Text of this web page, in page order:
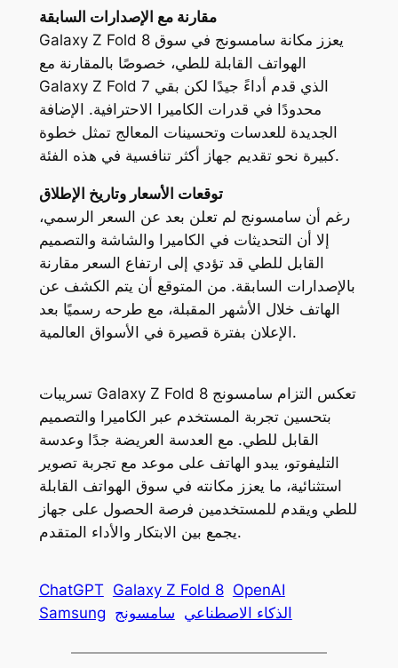
مقارنة مع الإصدارات السابقة
Galaxy Z Fold 8 يعزز مكانة سامسونج في سوق
الهواتف القابلة للطي، خصوصًا بالمقارنة مع
Galaxy Z Fold 7 الذي قدم أداءً جيدًا لكن بقي
محدودًا في قدرات الكاميرا الاحترافية. الإضافة
الجديدة للعدسات وتحسينات المعالج تمثل خطوة
كبيرة نحو تقديم جهاز أكثر تنافسية في هذه الفئة.
توقعات الأسعار وتاريخ الإطلاق
رغم أن سامسونج لم تعلن بعد عن السعر الرسمي،
إلا أن التحديثات في الكاميرا والشاشة والتصميم
القابل للطي قد تؤدي إلى ارتفاع السعر مقارنة
بالإصدارات السابقة. من المتوقع أن يتم الكشف عن
الهاتف خلال الأشهر المقبلة، مع طرحه رسميًا بعد
الإعلان بفترة قصيرة في الأسواق العالمية.
تسريبات Galaxy Z Fold 8 تعكس التزام سامسونج
بتحسين تجربة المستخدم عبر الكاميرا والتصميم
القابل للطي. مع العدسة العريضة جدًا وعدسة
التليفوتو، يبدو الهاتف على موعد مع تجربة تصوير
استثنائية، ما يعزز مكانته في سوق الهواتف القابلة
للطي ويقدم للمستخدمين فرصة الحصول على جهاز
يجمع بين الابتكار والأداء المتقدم.
ChatGPT Galaxy Z Fold 8 OpenAI
Samsung
الذكاء الاصطناعي سامسونج